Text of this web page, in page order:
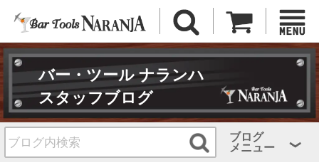
バー・ツール ナランハ
スタッフブログ
ブログ
メニュー